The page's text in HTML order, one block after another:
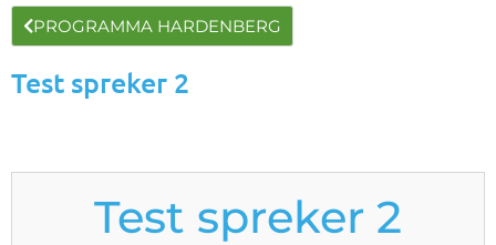
PROGRAMMA HARDENBERG
Test spreker 2
Test spreker 2